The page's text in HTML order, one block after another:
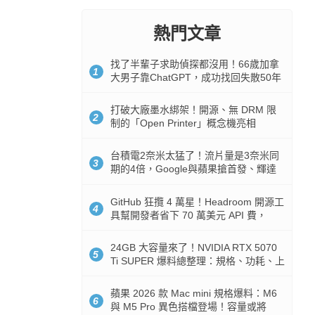
熱門文章
1
找了半輩子求助偵探都沒用！66歲加拿
大男子靠ChatGPT，成功找回失散50年
2
打破大廠墨水綁架！開源、無 DRM 限
制的「Open Printer」概念機亮相
3
台積電2奈米太猛了！流片量是3奈米同
期的4倍，Google與蘋果搶首發、輝達
4
GitHub 狂攬 4 萬星！Headroom 開源工
具幫開發者省下 70 萬美元 API 費，
5
24GB 大容量來了！NVIDIA RTX 5070
Ti SUPER 爆料總整理：規格、功耗、上
6
蘋果 2026 款 Mac mini 規格爆料：M6
與 M5 Pro 異色搭檔登場！容量或將